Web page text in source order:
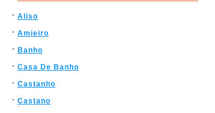
Aliso
Amieiro
Banho
Casa De Banho
Castanho
Castano